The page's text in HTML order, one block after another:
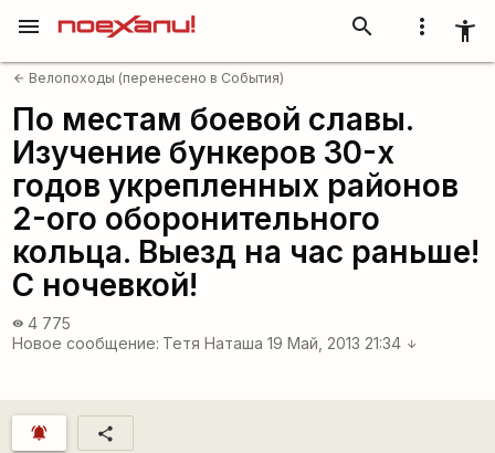
more_vert accessibility_new
search
menu
arrow_back Велопоходы (перенесено в События)
По местам боевой славы.
Изучение бункеров 30-х
годов укрепленных районов
2-ого оборонительного
кольца. Выезд на час раньше!
С ночевкой!
visibility 4 775
Новое сообщение: Тетя Наташа 19 Май, 2013 21:34 arrow_downward
notifications_active share